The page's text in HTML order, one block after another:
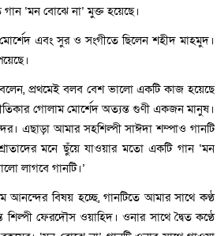
‘মন বোঝে না’ মুক্ত হয়েছে।
এবং সুর ও সংগীতে ছিলেন শহীদ মাহমুদ।
প্রথমেই বলব বেশ ভালো একটি কাজ হয়েছে
গোলাম মোর্শেদ অত্যন্ত গুণী একজন মানুষ।
এছাড়া আমার সহশিল্পী সাঈদা শম্পাও গানটি
মনে ছুঁয়ে যাওয়ার মতো একটি গান ‘মন
লাগবে গানটি।’
আনন্দের বিষয় হচ্ছে, গানটিতে আমার সাথে কণ্ঠ
শিল্পী ফেরদৌস ওয়াহিদ। ওনার সাথে দ্বৈত কণ্ঠে